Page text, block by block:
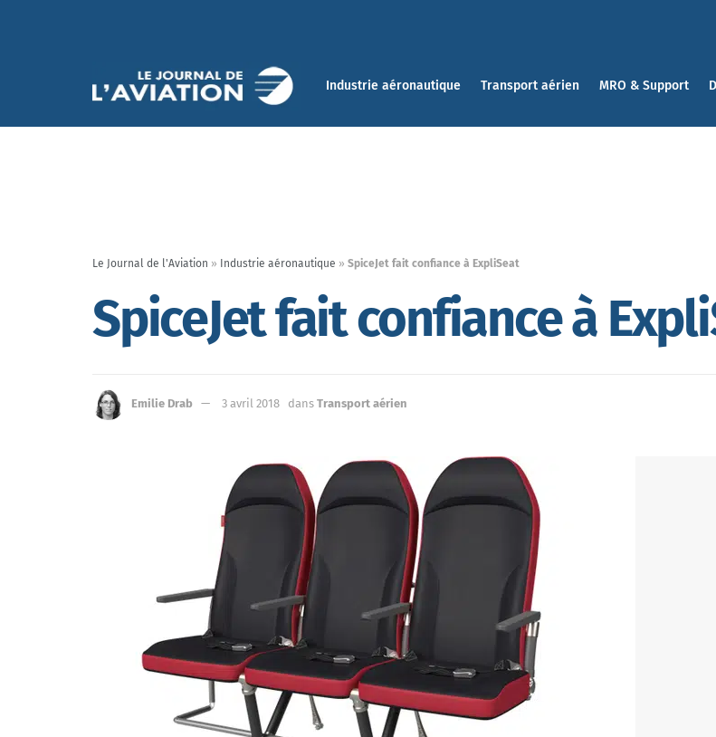
Industrie aéronautique Transport aérien MRO & Support
Le Journal de l'Aviation » Industrie aéronautique » SpiceJet fait confiance à ExpliSeat
SpiceJet fait confiance à
Emilie Drab 3 avril 2018 dans Transport aérien